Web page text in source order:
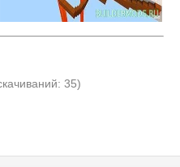
35)